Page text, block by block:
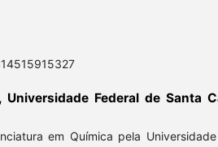
Universidade Federal de Santa
em Química pela